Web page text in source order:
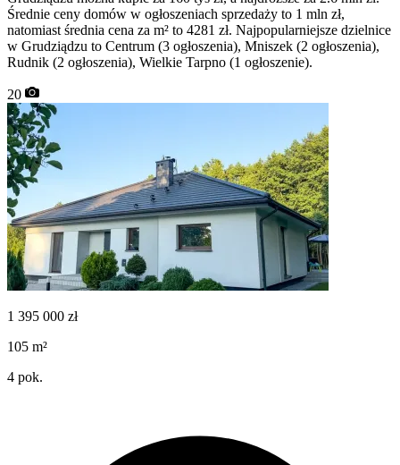
Średnie ceny domów w ogłoszeniach sprzedaży to 1 mln zł,
natomiast średnia cena za m² to 4281 zł. Najpopularniejsze dzielnice
w Grudziądzu to Centrum (3 ogłoszenia), Mniszek (2 ogłoszenia),
Rudnik (2 ogłoszenia), Wielkie Tarpno (1 ogłoszenie).
20
1 395 000 zł
105 m²
4 pok.